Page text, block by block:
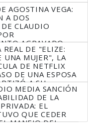
AGOSTINA VEGA:
A DOS
CLAUDIO
AGRAVADO
REAL DE "ELIZE:
UNA MUJER", LA
DE NETFLIX
DE UNA ESPOSA
A SU
MEDIA SANCIÓN
DE LA
EL
QUE CEDER
MANEJO DEL